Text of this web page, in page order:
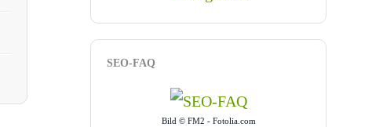
SEO-FAQ
Bild © FM2 - Fotolia.com